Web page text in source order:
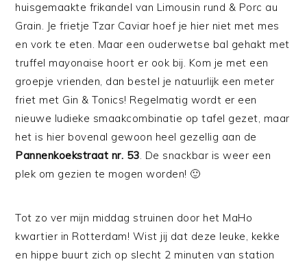
huisgemaakte frikandel van Limousin rund & Porc au
Grain. Je frietje Tzar Caviar hoef je hier niet met mes
en vork te eten. Maar een ouderwetse bal gehakt met
truffel mayonaise hoort er ook bij. Kom je met een
groepje vrienden, dan bestel je natuurlijk een meter
friet met Gin & Tonics! Regelmatig wordt er een
nieuwe ludieke smaakcombinatie op tafel gezet, maar
het is hier bovenal gewoon heel gezellig aan de
Pannenkoekstraat nr. 53. De snackbar is weer een
plek om gezien te mogen worden! 🙂
Tot zo ver mijn middag struinen door het MaHo
kwartier in Rotterdam! Wist jij dat deze leuke, kekke
en hippe buurt zich op slecht 2 minuten van station